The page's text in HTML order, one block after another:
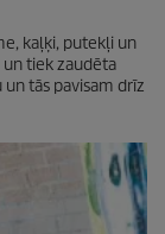
kaļķi, putekļi un
tiek zaudēta
tās pavisam drīz